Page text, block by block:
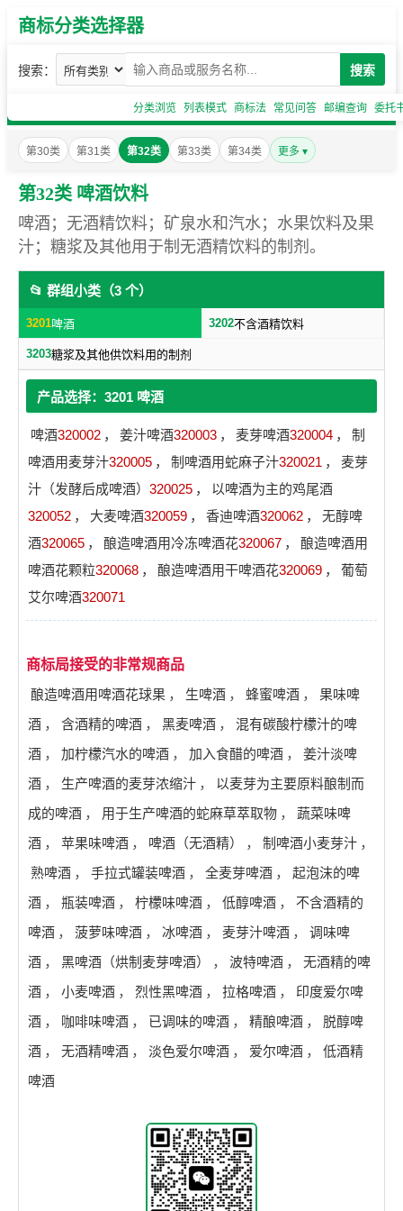
商标分类选择器
搜索： 搜索
分类浏览 列表模式 商标法 常见问答 邮编查询 委托
第30类 第31类 第32类 第33类 第34类 更多 ▾
第32类 啤酒饮料
啤酒；无酒精饮料；矿泉水和汽水；水果饮料及果
汁；糖浆及其他用于制无酒精饮料的制剂。
📂 群组小类（3 个）
3201啤酒 3202不含酒精饮料
3203糖浆及其他供饮料用的制剂
产品选择：3201 啤酒
啤酒320002 ， 姜汁啤酒320003 ， 麦芽啤酒320004 ，
制
啤酒用麦芽汁320005 ， 制啤酒用蛇麻子汁320021 ，
麦芽
汁（发酵后成啤酒） 320025 ，
以啤酒为主的鸡尾酒
320052 ， 大麦啤酒320059 ， 香迪啤酒320062 ，
无醇啤
酒320065 ， 酿造啤酒用冷冻啤酒花320067 ，
酿造啤酒用
啤酒花颗粒320068 ， 酿造啤酒用干啤酒花320069 ，
葡萄
艾尔啤酒320071
商标局接受的非常规商品
酿造啤酒用啤酒花球果 ， 生啤酒 ， 蜂蜜啤酒 ，
果味啤
酒 ， 含酒精的啤酒 ， 黑麦啤酒 ，
混有碳酸柠檬汁的啤
酒 ， 加柠檬汽水的啤酒 ， 加入食醋的啤酒 ，
姜汁淡啤
酒 ， 生产啤酒的麦芽浓缩汁 ，
以麦芽为主要原料酿制而
成的啤酒 ， 用于生产啤酒的蛇麻草萃取物 ，
蔬菜味啤
酒 ， 苹果味啤酒 ， 啤酒（无酒精） ， 制啤酒小麦芽汁 ，
熟啤酒 ， 手拉式罐装啤酒 ， 全麦芽啤酒 ，
起泡沫的啤
酒 ， 瓶装啤酒 ， 柠檬味啤酒 ， 低醇啤酒 ，
不含酒精的
啤酒 ， 菠萝味啤酒 ， 冰啤酒 ， 麦芽汁啤酒 ，
调味啤
酒 ， 黑啤酒（烘制麦芽啤酒） ， 波特啤酒 ，
无酒精的啤
酒 ， 小麦啤酒 ， 烈性黑啤酒 ， 拉格啤酒 ，
印度爱尔啤
酒 ， 咖啡味啤酒 ， 已调味的啤酒 ， 精酿啤酒 ，
脱醇啤
酒 ， 无酒精啤酒 ， 淡色爱尔啤酒 ， 爱尔啤酒 ，
低酒精
啤酒